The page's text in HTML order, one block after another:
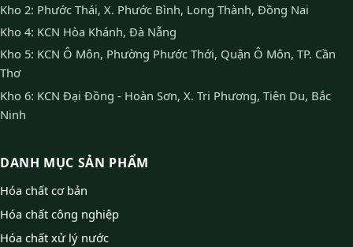
Kho 2: Phước Thái, X. Phước Bình, Long Thành, Đồng Nai
Kho 4: KCN Hòa Khánh, Đà Nẵng
Kho 5: KCN Ô Môn, Phường Phước Thới, Quận Ô Môn, TP. Cần
Thơ
Kho 6: KCN Đại Đồng - Hoàn Sơn, X. Tri Phương, Tiên Du, Bắc
Ninh
DANH MỤC SẢN PHẨM
Hóa chất cơ bản
Hóa chất công nghiệp
Hóa chất xử lý nước